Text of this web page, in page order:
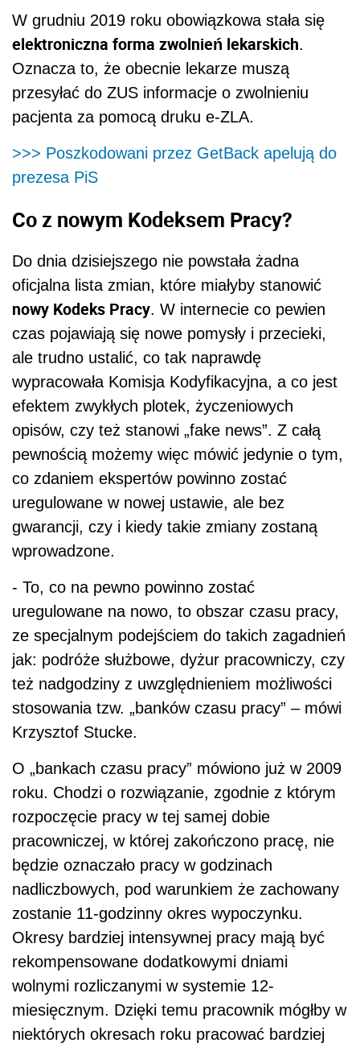
W grudniu 2019 roku obowiązkowa stała się
elektroniczna forma zwolnień lekarskich.
Oznacza to, że obecnie lekarze muszą
przesyłać do ZUS informacje o zwolnieniu
pacjenta za pomocą druku e-ZLA.
>>> Poszkodowani przez GetBack apelują do
prezesa PiS
Co z nowym Kodeksem Pracy?
Do dnia dzisiejszego nie powstała żadna
oficjalna lista zmian, które miałyby stanowić
nowy Kodeks Pracy. W internecie co pewien
czas pojawiają się nowe pomysły i przecieki,
ale trudno ustalić, co tak naprawdę
wypracowała Komisja Kodyfikacyjna, a co jest
efektem zwykłych plotek, życzeniowych
opisów, czy też stanowi „fake news”. Z całą
pewnością możemy więc mówić jedynie o tym,
co zdaniem ekspertów powinno zostać
uregulowane w nowej ustawie, ale bez
gwarancji, czy i kiedy takie zmiany zostaną
wprowadzone.
- To, co na pewno powinno zostać
uregulowane na nowo, to obszar czasu pracy,
ze specjalnym podejściem do takich zagadnień
jak: podróże służbowe, dyżur pracowniczy, czy
też nadgodziny z uwzględnieniem możliwości
stosowania tzw. „banków czasu pracy” – mówi
Krzysztof Stucke.
O „bankach czasu pracy” mówiono już w 2009
roku. Chodzi o rozwiązanie, zgodnie z którym
rozpoczęcie pracy w tej samej dobie
pracowniczej, w której zakończono pracę, nie
będzie oznaczało pracy w godzinach
nadliczbowych, pod warunkiem że zachowany
zostanie 11-godzinny okres wypoczynku.
Okresy bardziej intensywnej pracy mają być
rekompensowane dodatkowymi dniami
wolnymi rozliczanymi w systemie 12-
miesięcznym. Dzięki temu pracownik mógłby w
niektórych okresach roku pracować bardziej